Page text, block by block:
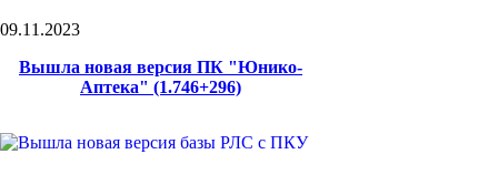
09.11.2023
Вышла новая версия ПК "Юнико-
Аптека" (1.746+296)